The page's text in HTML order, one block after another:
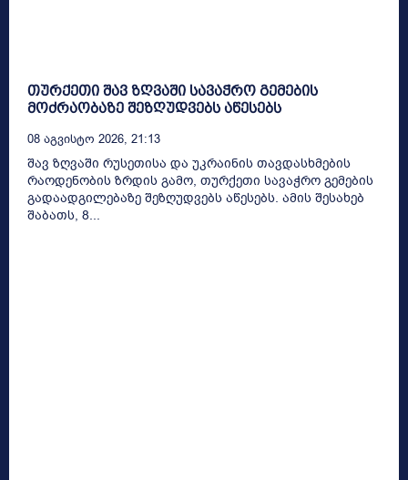
თურქეთი შავ ზღვაში სავაჭრო გემების
მოძრაობაზე შეზღუდვებს აწესებს
08 Აგვისტო 2026, 21:13
შავ ზღვაში რუსეთისა და უკრაინის თავდასხმების
რაოდენობის ზრდის გამო, თურქეთი სავაჭრო გემების
გადაადგილებაზე შეზღუდვებს აწესებს. ამის შესახებ
შაბათს, 8...